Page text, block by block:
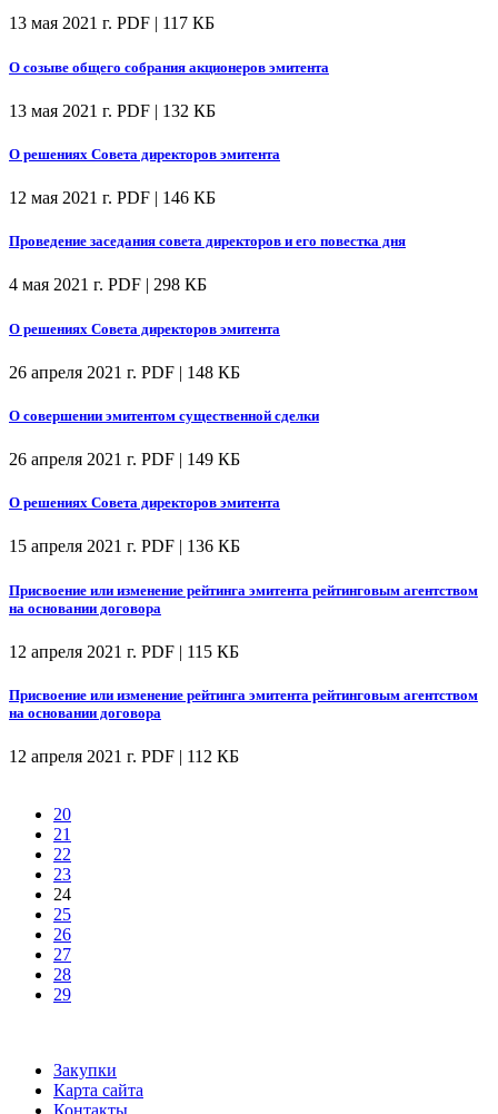
13 мая 2021 г. PDF | 117 КБ
О созыве общего собрания акционеров эмитента
13 мая 2021 г. PDF | 132 КБ
О решениях Совета директоров эмитента
12 мая 2021 г. PDF | 146 КБ
Проведение заседания совета директоров и его повестка дня
4 мая 2021 г. PDF | 298 КБ
О решениях Совета директоров эмитента
26 апреля 2021 г. PDF | 148 КБ
О совершении эмитентом существенной сделки
26 апреля 2021 г. PDF | 149 КБ
О решениях Совета директоров эмитента
15 апреля 2021 г. PDF | 136 КБ
Присвоение или изменение рейтинга эмитента рейтинговым агентством
на основании договора
12 апреля 2021 г. PDF | 115 КБ
Присвоение или изменение рейтинга эмитента рейтинговым агентством
на основании договора
12 апреля 2021 г. PDF | 112 КБ
20
21
22
23
24
25
26
27
28
29
Закупки
Карта сайта